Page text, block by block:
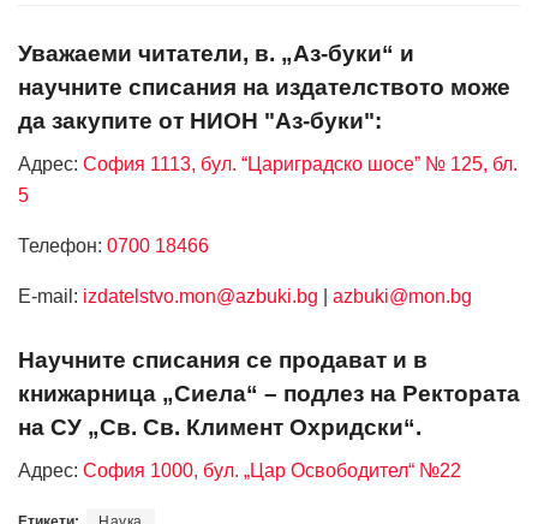
Уважаеми читатели, в. „Аз-буки“ и
научните списания на издателството може
да закупите от НИОН "Аз-буки":
Адрес: София 1113, бул. “Цариградско шосе” № 125, бл.
5
Телефон: 0700 18466
Е-mail: izdatelstvo.mon@azbuki.bg azbuki@mon.bg
Научните списания се продават и в
книжарница „Сиела“ – подлез на Ректората
на СУ „Св. Св. Климент Охридски“.
Адрес: София 1000, бул. „Цар Освободител“ №22